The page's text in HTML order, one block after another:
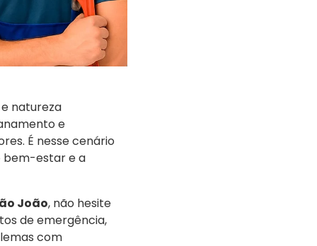
natureza
e
É nesse cenário
bem-estar e a
João, não hesite
de emergência,
com